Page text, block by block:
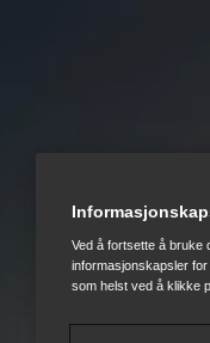
Ved å fortsette å bruke
informasjonskapsler
som helst ved å klikke